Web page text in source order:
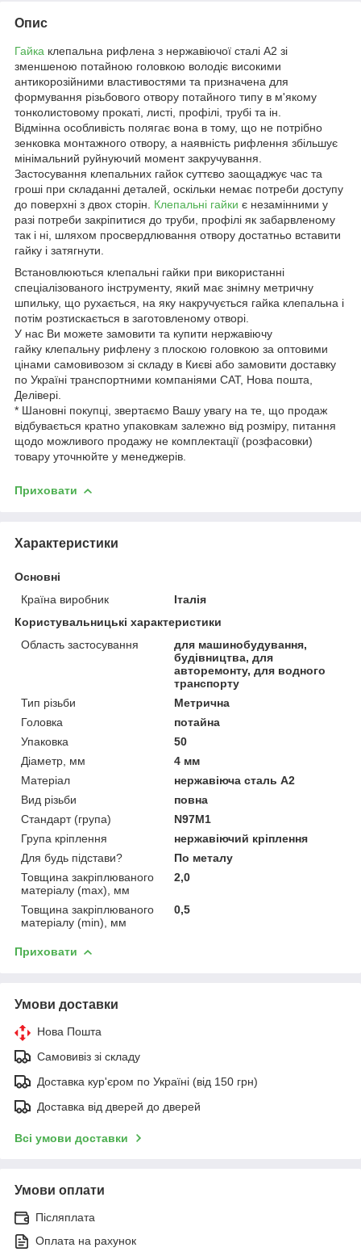
Опис
Гайка клепальна рифлена з нержавіючої сталі А2 зі
зменшеною потайною головкою володіє високими
антикорозійними властивостями та призначена для
формування різьбового отвору потайного типу в м'якому
тонколистовому прокаті, листі, профілі, трубі та ін.
Відмінна особливість полягає вона в тому, що не потрібно
зенковка монтажного отвору, а наявність рифлення збільшує
мінімальний руйнуючий момент закручування.
Застосування клепальних гайок суттєво заощаджує час та
гроші при складанні деталей, оскільки немає потреби доступу
до поверхні з двох сторін. Клепальні гайки є незамінними у
разі потреби закріпитися до труби, профілі як забарвленому
так і ні, шляхом просвердлювання отвору достатньо вставити
гайку і затягнути.
Встановлюються клепальні гайки при використанні
спеціалізованого інструменту, який має знімну метричну
шпильку, що рухається, на яку накручується гайка клепальна і
потім розтискається в заготовленому отворі.
У нас Ви можете замовити та купити нержавіючу
гайку клепальну рифлену з плоскою головкою за оптовими
цінами самовивозом зі складу в Києві або замовити доставку
по Україні транспортними компаніями САТ, Нова пошта,
Делівері.
* Шановні покупці, звертаємо Вашу увагу на те, що продаж
відбувається кратно упаковкам залежно від розміру, питання
щодо можливого продажу не комплектації (розфасовки)
товару уточнюйте у менеджерів.
Приховати
Характеристики
Основні
Країна виробник
Італія
Користувальницькі характеристики
Область застосування
для машинобудування,
будівництва, для
авторемонту, для водного
транспорту
Тип різьби
Метрична
Головка
потайна
Упаковка
50
Діаметр, мм
4 мм
Матеріал
нержавіюча сталь А2
Вид різьби
повна
Стандарт (група)
N97M1
Група кріплення
нержавіючий кріплення
Для будь підстави?
По металу
Товщина закріплюваного
матеріалу (max), мм
2,0
Товщина закріплюваного
матеріалу (min), мм
0,5
Приховати
Умови доставки
Нова Пошта
Самовивіз зі складу
Доставка кур'єром по Україні (від 150 грн)
Доставка від дверей до дверей
Всі умови доставки
Умови оплати
Післяплата
Оплата на рахунок